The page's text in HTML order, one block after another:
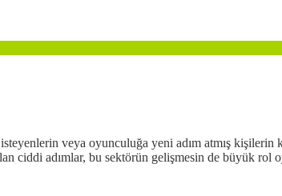
veya oyunculuğa yeni adım atmış
ciddi adımlar, bu sektörün gelişmesin de büyük